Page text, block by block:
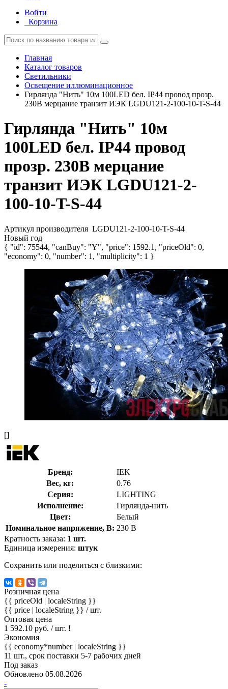
Войти
Корзина
Главная
Каталог товаров
Светильники
Освещение иллюминационное
Гирлянда "Нить" 10м 100LED бел. IP44 провод прозр.
230В мерцание транзит ИЭК LGDU121-2-100-10-T-S-44
Гирлянда "Нить" 10м
100LED бел. IP44 провод
прозр. 230В мерцание
транзит ИЭК LGDU121-2-
100-10-T-S-44
Артикул производителя LGDU121-2-100-10-T-S-44
Новый год
{ "id": 75544, "canBuy": "Y", "price": 1592.1, "priceOld": 0,
"economy": 0, "number": 1, "multiplicity": 1 }
[]
Бренд:
IEK
Вес, кг:
0.76
Серия:
LIGHTING
Исполнение:
Гирлянда-нить
Цвет:
Белый
Номинальное напряжение, В: 230 В
Кратность заказа: 1 шт.
Единица измерения: штук
Сохранить или поделиться с близкими:
Розничная цена
{{ priceOld | localeString }}
{{ price | localeString }} / шт.
Оптовая цена
1 592.10 руб. / шт. !
Экономия
{{ economy*number | localeString }}
11 шт., срок поставки 5-7 рабочих дней
Под заказ
Обновлено 05.08.2026
-